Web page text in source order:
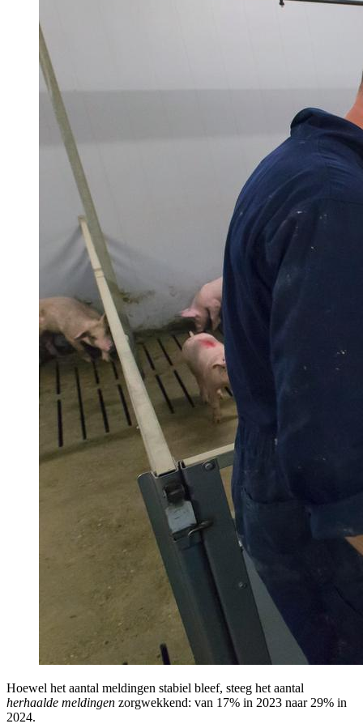
Hoewel het aantal meldingen stabiel bleef, steeg het aantal
herhaalde meldingen zorgwekkend: van 17% in 2023 naar 29% in
2024.